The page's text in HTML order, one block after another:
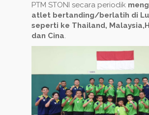
PTM STONI secara periodik
atlet bertanding/berlatih di
seperti ke Thailand,
dan Cina.